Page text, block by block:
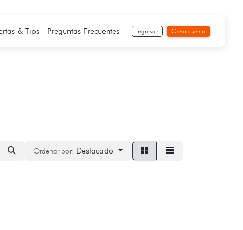
& Tips Preguntas Frecuentes Ingresar Crear cuenta
Ordenar por: Destacado